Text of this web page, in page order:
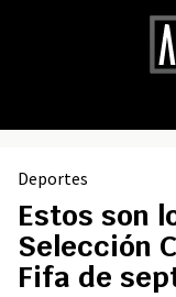
Deportes
Estos son
Selección
Fifa de